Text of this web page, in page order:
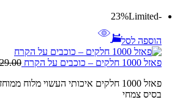
-23%
Limited
הוספה לסל
פאזל 1000 חלקים – כוכבים על הקרח
פאזל 1000 חלקים איכותי העשוי מלוח
בסיס צמחי